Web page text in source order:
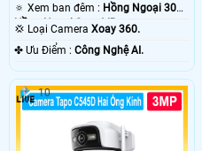
🔅 Xem ban đêm : Hồng Ngoại 30m
Hồng Ngoại Smart IR.
💢 Loại Camera Xoay 360.
️✤ Ưu Điểm : Công Nghệ AI.
10